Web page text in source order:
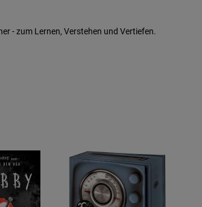
- zum Lernen, Verstehen und Vertiefen.